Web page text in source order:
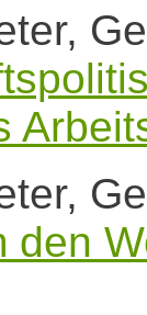
den